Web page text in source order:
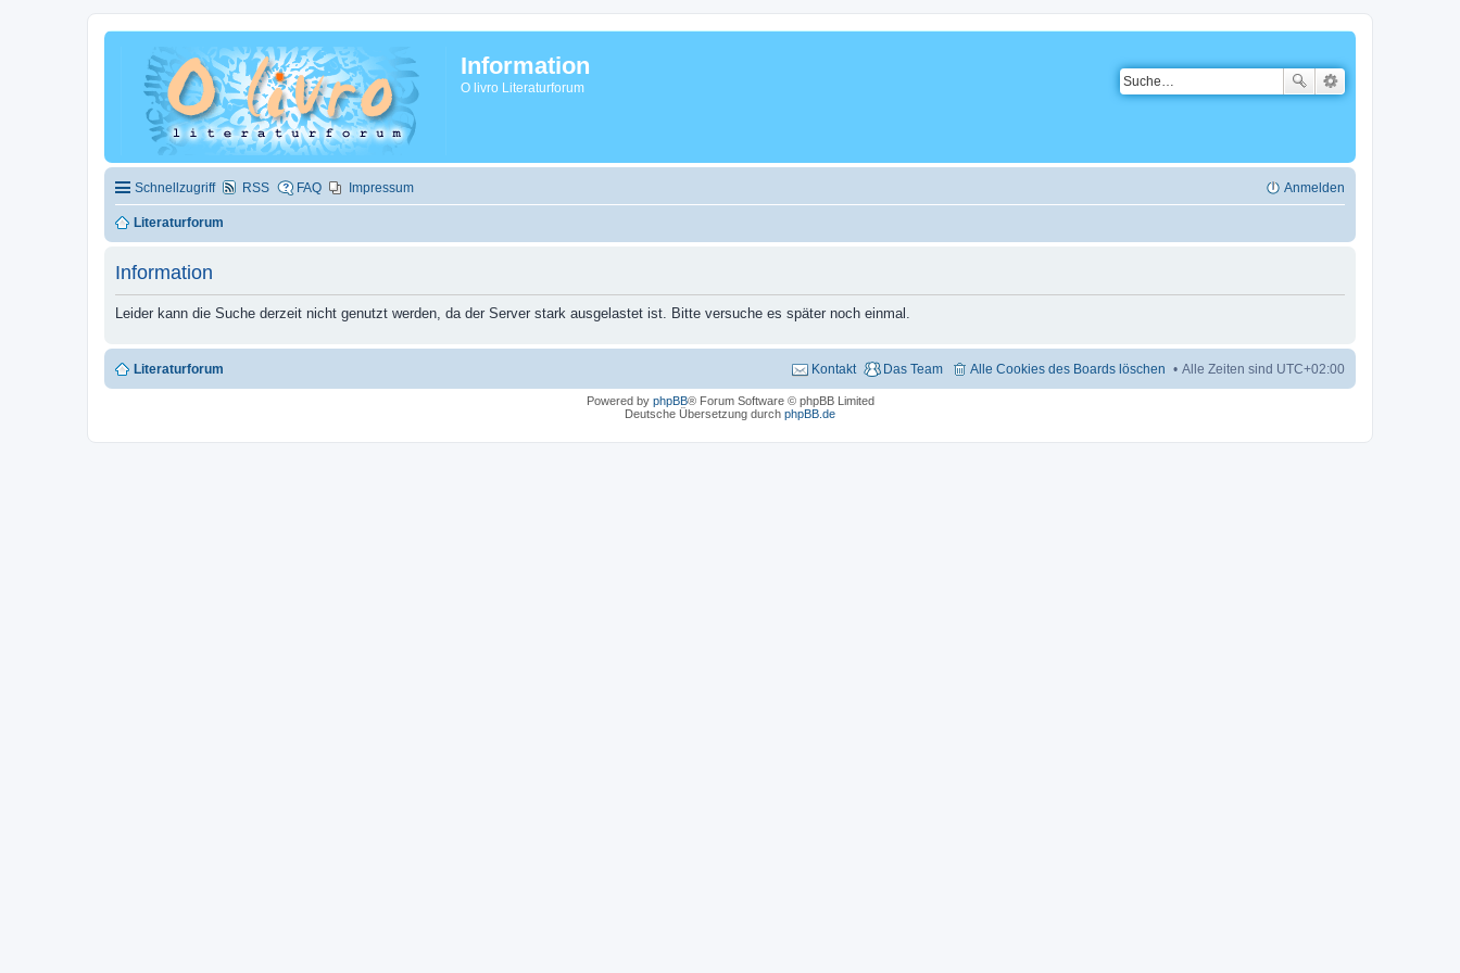
Information
O livro Literaturforum
Schnellzugriff RSS FAQ Impressum Anmelden
Literaturforum
Information
Leider kann die Suche derzeit nicht genutzt werden, da der Server stark ausgelastet ist. Bitte versuche es später noch einmal.
Literaturforum Alle Zeiten sind UTC+02:00
Alle Cookies des Boards löschen
Das Team
Kontakt
Powered by phpBB® Forum Software © phpBB Limited
Deutsche Übersetzung durch phpBB.de